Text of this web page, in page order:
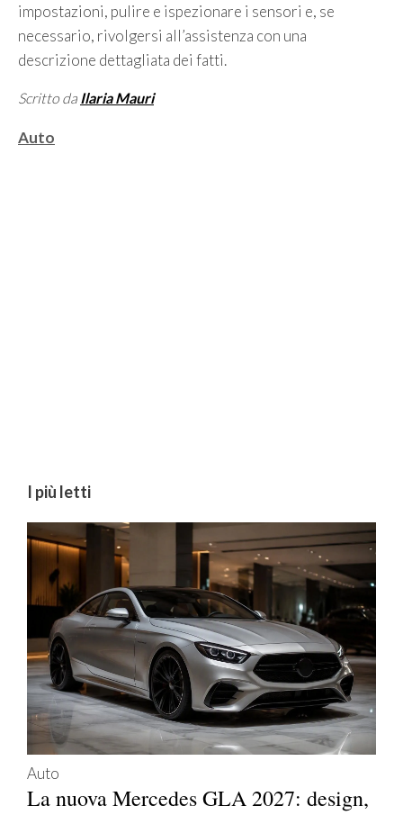
impostazioni, pulire e ispezionare i sensori e, se
necessario, rivolgersi all’assistenza con una
descrizione dettagliata dei fatti.
Scritto da Ilaria Mauri
Categorie
Auto
I più letti
Auto
La nuova Mercedes GLA 2027: design,